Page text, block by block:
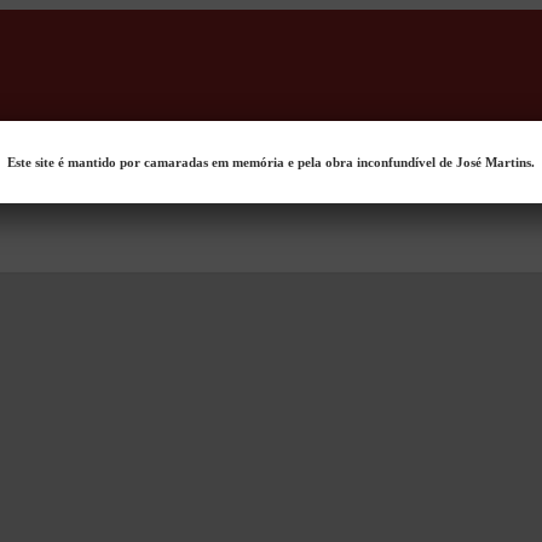
Este site é mantido por camaradas em memória e pela obra inconfundível de José Martins.